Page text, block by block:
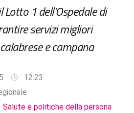
Lotto 1 dell’Ospedale di
servizi migliori
e campana
12:23
Salute e politiche della persona